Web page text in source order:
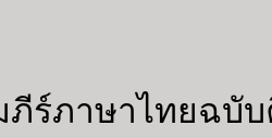
ร์ภาษาไทยฉบับ